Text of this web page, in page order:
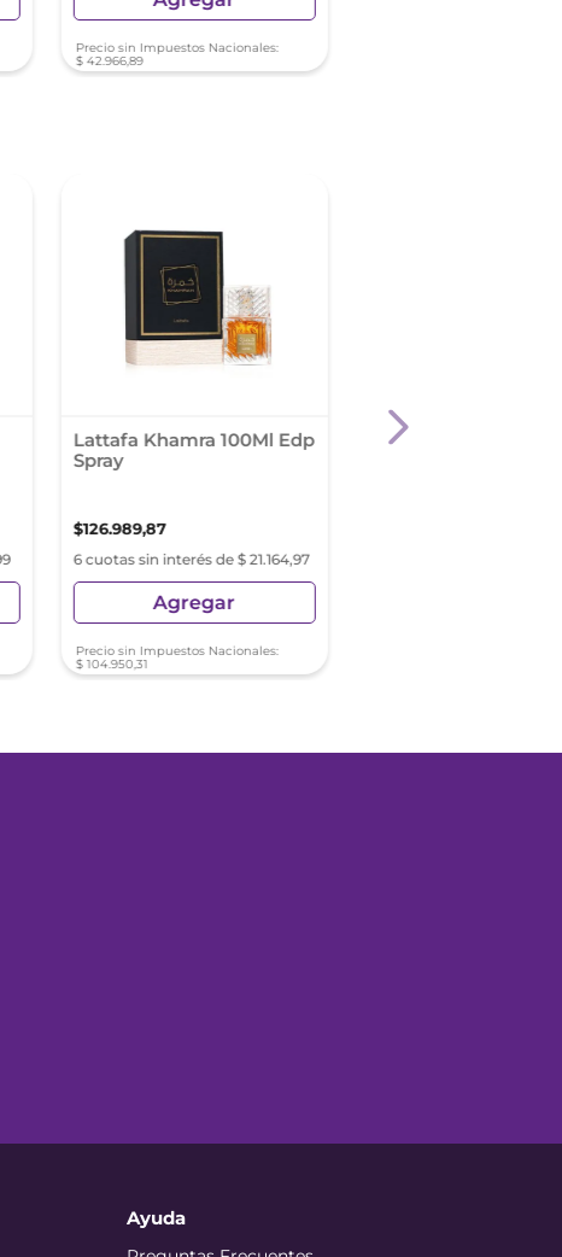
Precio sin Impuestos Nacionales:
$ 42.966,89
Lattafa Khamra 100Ml Edp
Spray
$126.989,87
6 cuotas sin interés de $ 21.164,97
Agregar
Precio sin Impuestos Nacionales:
$ 104.950,31
Lattafa Badee Al
Ayuda